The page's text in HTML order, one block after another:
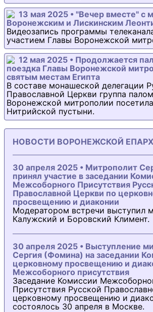
13 мая 2025 • "Вечер вместе" с
Воронежским и Лискинским
Видеозапись программы
участием Главы Воронежской
12 мая 2025 • Продолжается
поездка Главы Воронежской
святым местам Египта
В составе монашеской делегации
Православной Церкви группа
Воронежской митрополии
Нитрийской пустыни.
НОВОСТИ ВОРОНЕЖСКОЙ
30 апреля 2025 • Митрополит
принял участие в заседании
Межсоборного Присутствия
Православной Церкви по
просвещению и диаконии
Модератором встречи выступил
Калужский и Боровский Климент.
30 апреля 2025 • Выступление
Сергия (Фомина) на заседании
церковному просвещению и
Межсоборного присутствия
Заседание Комиссии
Присутствия Русской
церковному просвещению и
состоялось 30 апреля в Москве.